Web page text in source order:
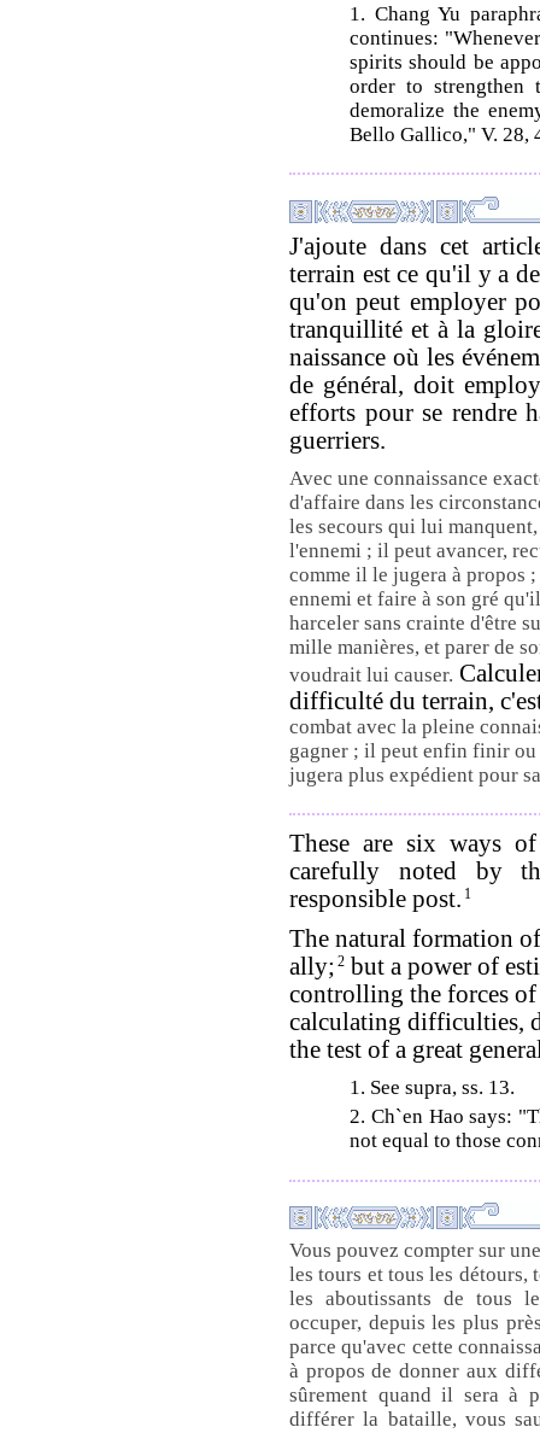
1. Chang Yu
continues:
spirits should be
order to
demoralize the
Bello Gallico," V. 28,
J'ajoute dans cet
terrain est ce qu'il y a
qu'on peut employer
tranquillité et à la
naissance où les
de général, doit
efforts pour se rendre
guerriers.
Avec une connaissance
d'affaire dans les
les secours qui lui
l'ennemi ; il peut avancer,
comme il le jugera à propos
ennemi et faire à son gré
harceler sans crainte d'être
mille manières, et parer de
voudrait lui causer.
difficulté du terrain,
combat avec la pleine
gagner ; il peut enfin finir
jugera plus expédient pour
These are six ways
carefully noted by
responsible post. 1
The natural formation
ally; 2 but a power of
controlling the forces
calculating difficulties,
the test of a great
1. See supra, ss. 13.
2. Ch`en Hao says:
not equal to those
Vous pouvez compter sur
les tours et tous les détours,
les aboutissants de tous
occuper, depuis les plus
parce qu'avec cette
à propos de donner aux
sûrement quand il sera à
différer la bataille, vous